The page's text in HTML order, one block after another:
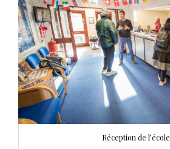
Réception de l’école